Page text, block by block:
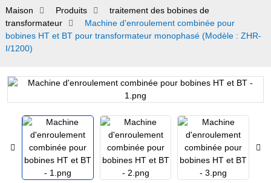
Maison Produits
traitement des bobines de
transformateur
Machine d'enroulement combinée pour
bobines HT et BT pour transformateur monophasé (Modèle : ZHR-
I/1200)